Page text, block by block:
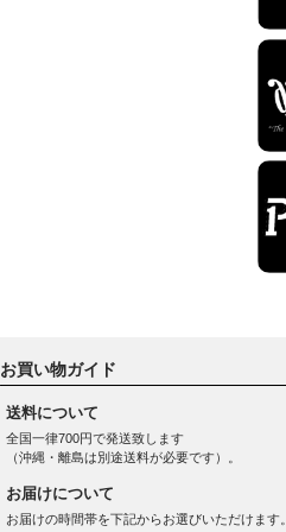
お買い物ガイド
送料について
全国一律700円で発送致します
（沖縄・離島は別途送料が必要です）。
お届けについて
お届けの時間帯を下記からお選びいただけます